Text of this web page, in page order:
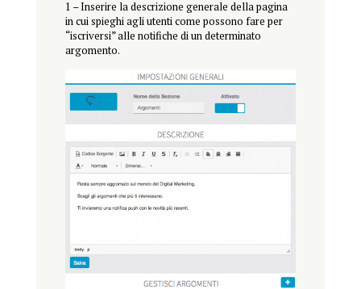
1 – Inserire la descrizione generale della pagina
in cui spieghi agli utenti come possono fare per
“iscriversi” alle notifiche di un determinato
argomento.